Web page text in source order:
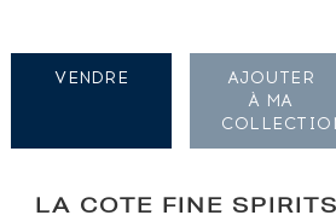
LA COTE FINE
VENDRE
AJOUTER
À MA